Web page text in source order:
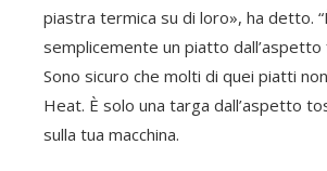
piastra termica su di loro», ha detto.
semplicemente un piatto dall’aspetto
Sono sicuro che molti di quei piatti
Heat. È solo una targa dall’aspetto
sulla tua macchina.